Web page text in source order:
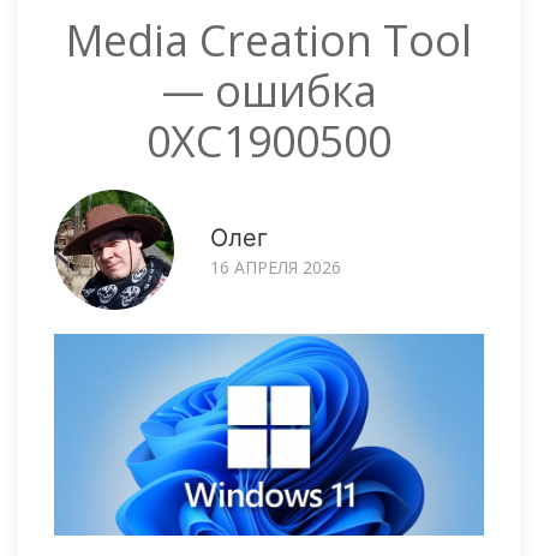
Media Creation Tool
— ошибка
0XC1900500
Олег
16 АПРЕЛЯ 2026